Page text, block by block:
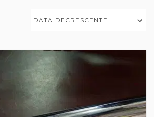
DATA DECRESCENTE